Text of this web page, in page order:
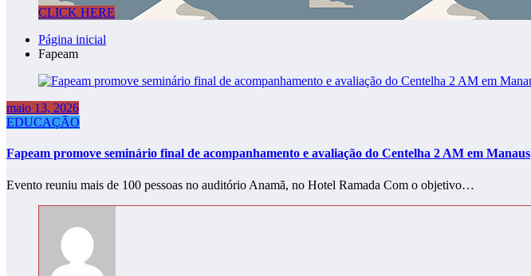
CLICK HERE
Página inicial
Fapeam
maio 13, 2026
EDUCAÇÃO
Fapeam promove seminário final de acompanhamento e avaliação do Centelha 2 AM em Manaus
Evento reuniu mais de 100 pessoas no auditório Anamã, no Hotel Ramada Com o objetivo…